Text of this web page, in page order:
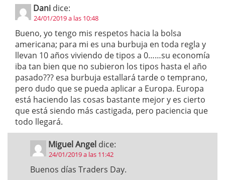
Dani dice:
24/01/2019 a las 10:48
Bueno, yo tengo mis respetos hacia la bolsa
americana; para mi es una burbuja en toda regla y
llevan 10 años viviendo de tipos a 0……su economía
iba tan bien que no subieron los tipos hasta el año
pasado??? esa burbuja estallará tarde o temprano,
pero dudo que se pueda aplicar a Europa. Europa
está haciendo las cosas bastante mejor y es cierto
que está siendo más castigada, pero paciencia que
todo llegará.
Miguel Angel dice:
24/01/2019 a las 11:42
Buenos días Traders Day.